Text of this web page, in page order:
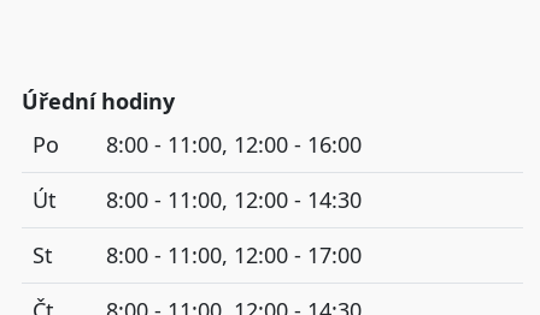
Úřední hodiny
Po
8:00 - 11:00, 12:00 - 16:00
Út
8:00 - 11:00, 12:00 - 14:30
St
8:00 - 11:00, 12:00 - 17:00